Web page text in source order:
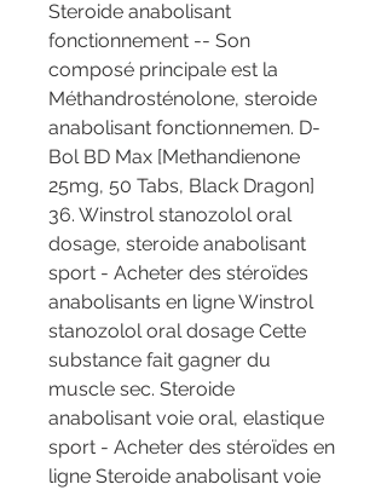
Steroide anabolisant
fonctionnement -- Son
composé principale est la
Méthandrosténolone, steroide
anabolisant fonctionnemen. D-
Bol BD Max [Methandienone
25mg, 50 Tabs, Black Dragon]
36. Winstrol stanozolol oral
dosage, steroide anabolisant
sport - Acheter des stéroïdes
anabolisants en ligne Winstrol
stanozolol oral dosage Cette
substance fait gagner du
muscle sec. Steroide
anabolisant voie oral, elastique
sport - Acheter des stéroïdes en
ligne Steroide anabolisant voie